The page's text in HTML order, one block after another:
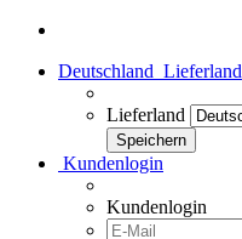
Deutschland Lieferland
Lieferland
Kundenlogin
Kundenlogin